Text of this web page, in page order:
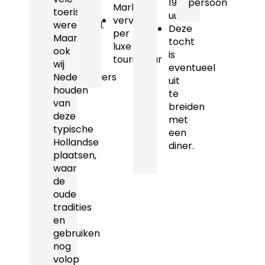
toeristen
wereldwijd.
Maar
ook
wij
Nederlanders
houden
van
deze
typische
Hollandse
plaatsen,
waar
de
oude
tradities
en
gebruiken
nog
volop
Marken
vervoer
per
luxe
touringcar
19.00
uur
Deze
tocht
is
eventueel
uit
te
breiden
met
een
diner.
persoon